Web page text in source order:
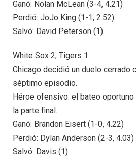
Ganó: Nolan McLean (3-4, 4.21)
Perdió: JoJo King (1-1, 2.52)
Salvó: David Peterson (1)
White Sox 2, Tigers 1
Chicago decidió un duelo cerrado
séptimo episodio.
Héroe ofensivo: el bateo
la parte final.
Ganó: Brandon Eisert (1-0, 4.22)
Perdió: Dylan Anderson (2-3, 4.03)
Salvó: Davis (1)